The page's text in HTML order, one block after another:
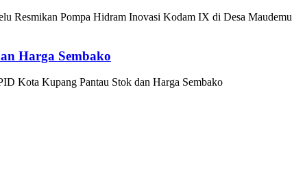
Resmikan Pompa Hidram Inovasi Kodam IX di Desa Maudemu
Harga Sembako
Kota Kupang Pantau Stok dan Harga Sembako